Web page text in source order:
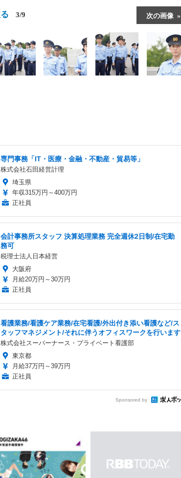
次の画像
3/9
専門事務「IT・医療・金融・不動産・貿易等」
株式会社石田経営計理
埼玉県
年収315万円～400万円
正社員
会計事務所スタッフ 決算処理業務 完全週休2日制/在宅勤
務可
税理士法人日本経営
大阪府
月給20万円～30万円
正社員
看護業務/看護ケア業務/在宅看護/外出付き添い看護など/ス
タッフマネジメント/それに伴うオフィスワークを行います
株式会社スーパーナース・プライベート看護部
東京都
月給37万円～39万円
正社員
Sponsored by